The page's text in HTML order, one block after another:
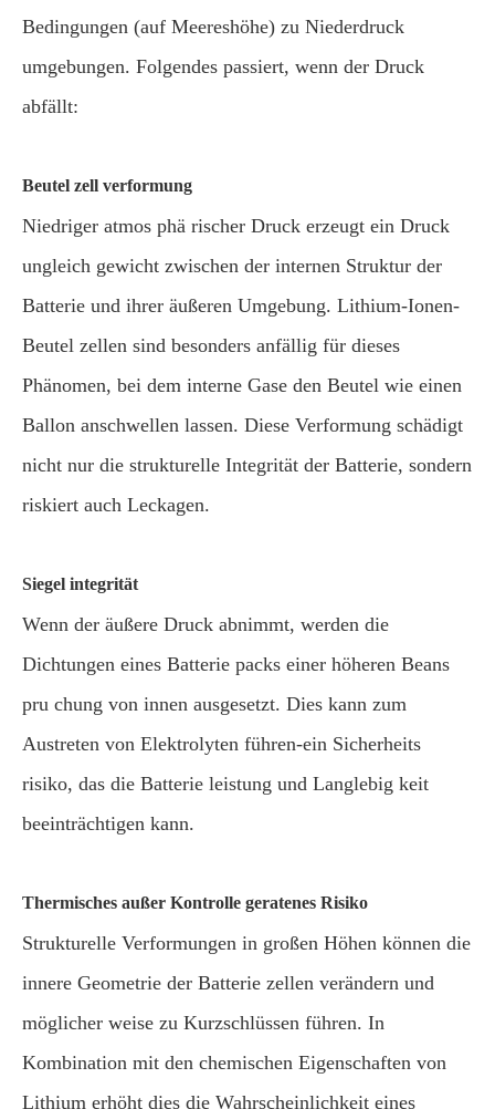
Bedingungen (auf Meereshöhe) zu Niederdruck
umgebungen. Folgendes passiert, wenn der Druck
abfällt:
Beutel zell verformung
Niedriger atmos phä rischer Druck erzeugt ein Druck
ungleich gewicht zwischen der internen Struktur der
Batterie und ihrer äußeren Umgebung. Lithium-Ionen-
Beutel zellen sind besonders anfällig für dieses
Phänomen, bei dem interne Gase den Beutel wie einen
Ballon anschwellen lassen. Diese Verformung schädigt
nicht nur die strukturelle Integrität der Batterie, sondern
riskiert auch Leckagen.
Siegel integrität
Wenn der äußere Druck abnimmt, werden die
Dichtungen eines Batterie packs einer höheren Beans
pru chung von innen ausgesetzt. Dies kann zum
Austreten von Elektrolyten führen-ein Sicherheits
risiko, das die Batterie leistung und Langlebig keit
beeinträchtigen kann.
Thermisches außer Kontrolle geratenes Risiko
Strukturelle Verformungen in großen Höhen können die
innere Geometrie der Batterie zellen verändern und
möglicher weise zu Kurzschlüssen führen. In
Kombination mit den chemischen Eigenschaften von
Lithium erhöht dies die Wahrscheinlichkeit eines